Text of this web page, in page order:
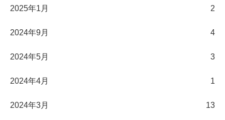
2025年1月 2
2024年9月 4
2024年5月 3
2024年4月 1
2024年3月 13